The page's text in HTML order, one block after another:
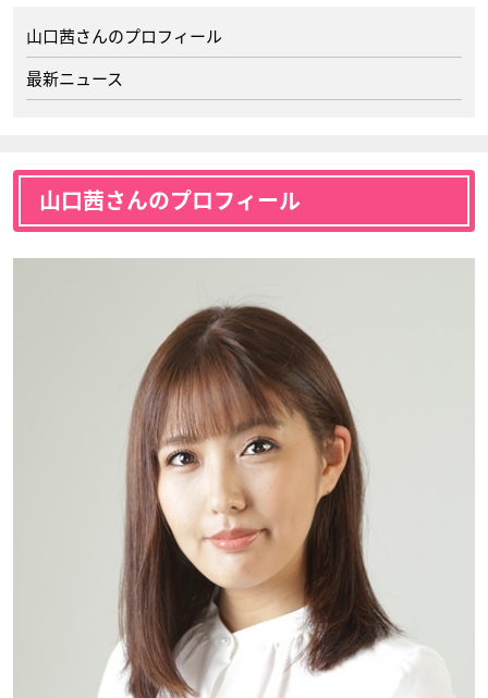
山口茜さんのプロフィール
最新ニュース
山口茜さんのプロフィール